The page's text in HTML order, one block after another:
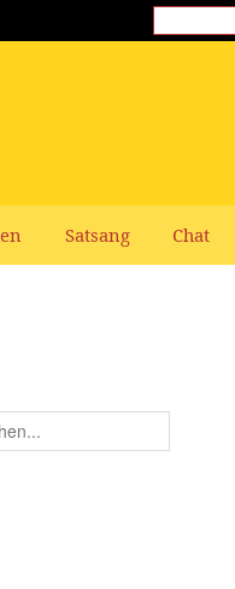
Satsang Chat